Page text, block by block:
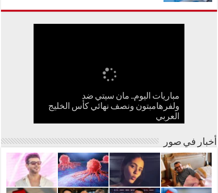
مباريات اليوم.. مان سيتي ضد
ولفرهامبتون ونصف نهائي كأس الخليج
العربي
كيف تسبب سائح كويتي في إغلاق منزل
عبدالحليم حافظ ومنع زيارته؟
جنا عمرو دياب تستعد لإطلاق أول ألبوم
في مشوارها الغنائي
بعد الطيبات.. تحرك مصري ضد بدعة
أسترالية لعلاج السرطان بالكربونات
سامو زين يفاجئ جمهوره ويعلن ارتباطه
بفنانة مصرية
مفاجأة علمية.. علاج للكوليسترول يخلص
الجسم من المواد السامة
أخبار في صور